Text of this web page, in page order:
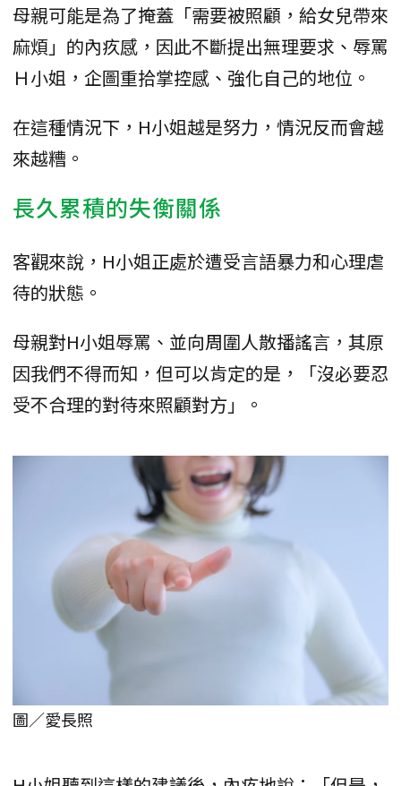
母親可能是為了掩蓋「需要被照顧，給女兒帶來
麻煩」的內疚感，因此不斷提出無理要求、辱罵
Ｈ小姐，企圖重拾掌控感、強化自己的地位。
在這種情況下，H小姐越是努力，情況反而會越
來越糟。
長久累積的失衡關係
客觀來說，H小姐正處於遭受言語暴力和心理虐
待的狀態。
母親對H小姐辱罵、並向周圍人散播謠言，其原
因我們不得而知，但可以肯定的是，「沒必要忍
受不合理的對待來照顧對方」。
圖／愛長照